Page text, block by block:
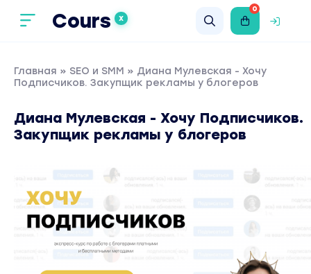
Cours X
0
Главная » SEO и SMM » Диана Мулевская - Хочу
Подписчиков. Закупщик рекламы у блогеров
Диана Мулевская - Хочу Подписчиков.
Закупщик рекламы у блогеров